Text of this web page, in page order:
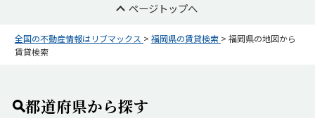
ページトップへ
全国の不動産情報はリブマックス > 福岡県の賃貸検索 > 福岡県の地図から
賃貸検索
都道府県から探す